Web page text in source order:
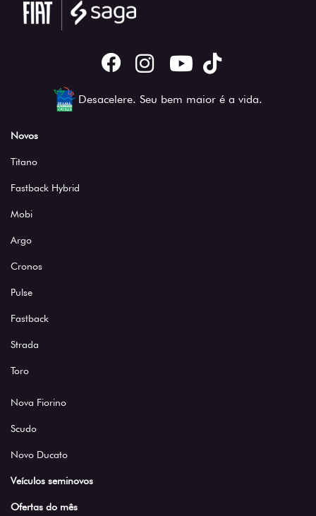
Desacelere. Seu bem maior é a vida.
Novos
Titano
Fastback Hybrid
Mobi
Argo
Cronos
Pulse
Fastback
Strada
Toro
Nova Fiorino
Scudo
Novo Ducato
Veículos seminovos
Ofertas do mês